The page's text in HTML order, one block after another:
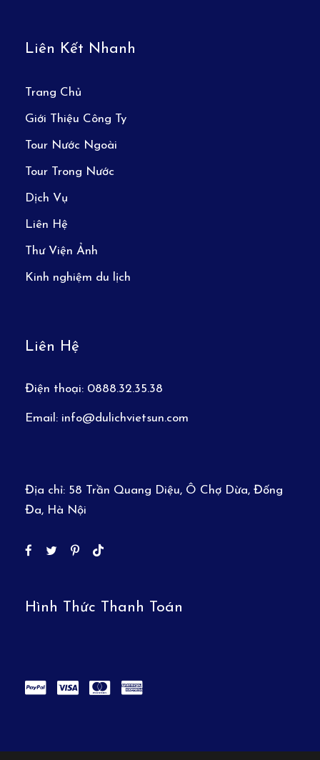
Liên Kết Nhanh
Trang Chủ
Giới Thiệu Công Ty
Tour Nước Ngoài
Tour Trong Nước
Dịch Vụ
Liên Hệ
Thư Viện Ảnh
Kinh nghiệm du lịch
Liên Hệ
Điện thoại: 0888.32.35.38
Email: info@dulichvietsun.com
Địa chỉ: 58 Trần Quang Diệu, Ô Chợ Dừa, Đống
Đa, Hà Nội
Hình Thức Thanh Toán